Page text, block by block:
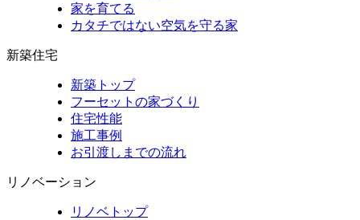
家を育てる
カタチではない空気を守る家
新築住宅
新築トップ
フーセットの家づくり
住宅性能
施工事例
お引渡しまでの流れ
リノベーション
リノベトップ